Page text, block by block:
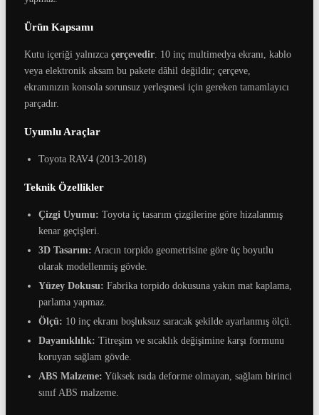
Ürün Kapsamı
Kutu içeriği yalnızca çerçevedir . 10 inç multimedya ekranı, kablo
veya elektronik aksam bu pakete dâhil değildir; çerçeve,
ekranınızın konsola sorunsuz yerleşmesi için gereken tamamlayıcı
parçadır.
Uyumlu Araçlar
Toyota RAV4 (2013-2018)
Teknik Özellikler
Çizgi Uyumu: Toyota iç tasarım çizgilerine göre hizalanmış
kenar geçişleri.
3D Tasarım: Aracın torpido geometrisine göre üç boyutlu
olarak modellenmiş gövde.
Yüzey Dokusu: Fabrika torpido dokusuna yakın mat kaplama,
parlama yapmaz.
Ölçü: 10 inç ekranı boşluksuz saracak şekilde ayarlanmış ölçü.
Dayanıklılık: Titreşim ve sıcaklık değişimine karşı formunu
koruyan sağlam gövde.
ABS Malzeme: Yüksek ısıda deforme olmayan, sağlam birinci
sınıf ABS malzeme.